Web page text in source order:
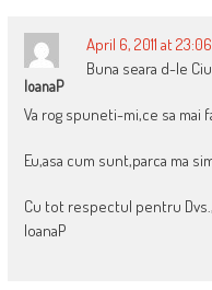
IoanaP
April 6, 2011 at 23:06
Buna seara d-le
Va rog spuneti-mi,ce sa mai
Eu,asa cum sunt,parca ma
Cu tot respectul pentru Dvs.,
IoanaP